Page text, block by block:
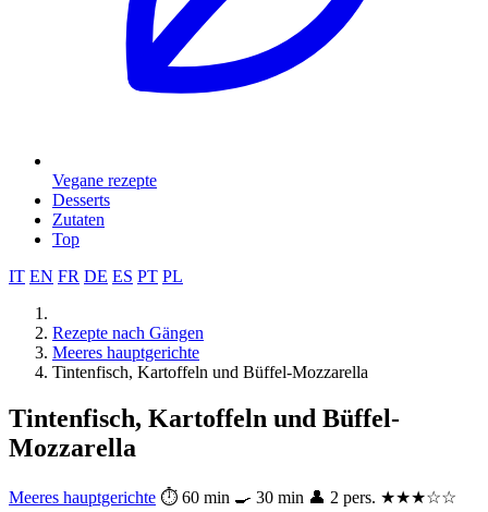
Vegane rezepte
Desserts
Zutaten
Top
IT EN FR DE ES PT PL
Rezepte nach Gängen
Meeres hauptgerichte
Tintenfisch, Kartoffeln und Büffel-Mozzarella
Tintenfisch, Kartoffeln und Büffel-
Mozzarella
Meeres hauptgerichte ⏱ 60 min 🍳 30 min 👤 2 pers. ★★★☆☆